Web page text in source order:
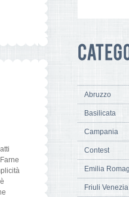
Abruzzo
Basilicata
Campania
Contest
Emilia
Friuli